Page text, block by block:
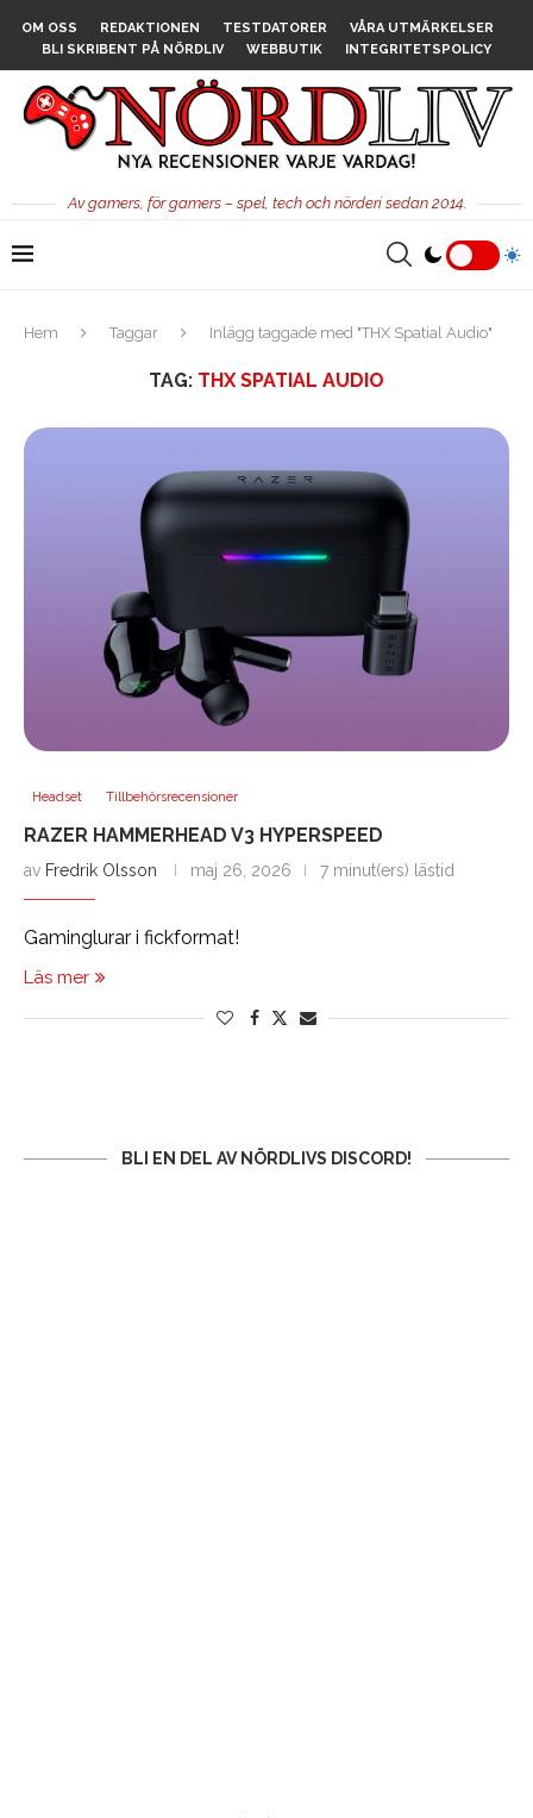
OM OSS REDAKTIONEN TESTDATORER
VÅRA UTMÄRKELSER
BLI SKRIBENT PÅ NÖRDLIV
WEBBUTIK INTEGRITETSPOLICY
Av gamers, för gamers – spel, tech och nörderi sedan 2014.
Hem Taggar Inlägg taggade med "THX Spatial Audio"
TAG: THX SPATIAL AUDIO
Headset Tillbehörsrecensioner
RAZER HAMMERHEAD V3 HYPERSPEED
av Fredrik Olsson maj 26, 2026 7 minut(ers) lästid
Gaminglurar i fickformat!
Läs mer
BLI EN DEL AV NÖRDLIVS DISCORD!